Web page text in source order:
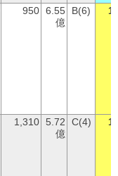
950 6.55
億
B(6)
1,310 5.72
億
C(4)